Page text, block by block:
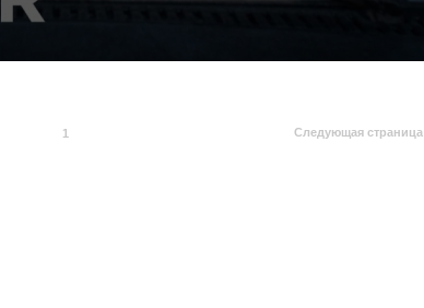
1 Следующая страница